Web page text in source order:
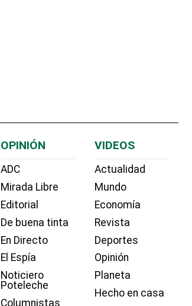
OPINIÓN
ADC
Mirada Libre
Editorial
De buena tinta
En Directo
El Espía
Noticiero
Poteleche
Columnistas
VIDEOS
Actualidad
Mundo
Economía
Revista
Deportes
Opinión
Planeta
Hecho en casa